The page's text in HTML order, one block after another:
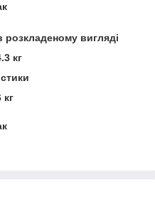
розкладеному вигляді
кг
кг